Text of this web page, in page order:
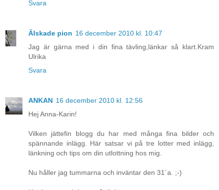
Svara
Älskade pion 16 december 2010 kl. 10:47
Jag är gärna med i din fina tävling,länkar så klart.Kram
Ulrika
Svara
ANKAN 16 december 2010 kl. 12:56
Hej Anna-Karin!
Vilken jättefin blogg du har med många fina bilder och
spännande inlägg. Här satsar vi på tre lotter med inlägg,
länkning och tips om din utlottning hos mig.
Nu håller jag tummarna och inväntar den 31´a. ;-)